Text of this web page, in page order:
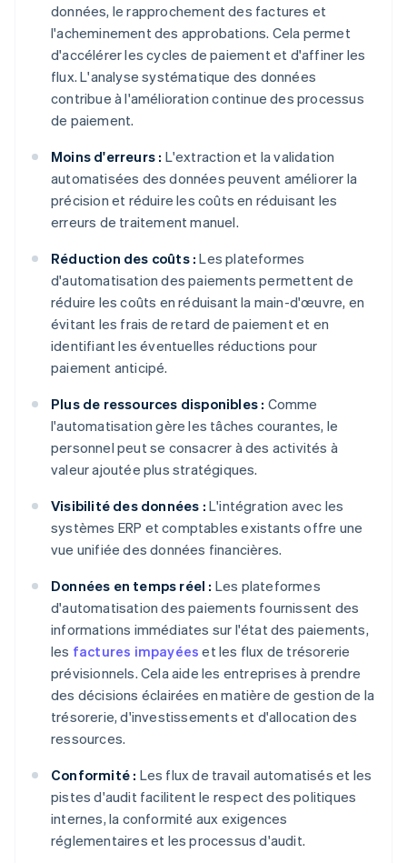
données, le rapprochement des factures et
l'acheminement des approbations. Cela permet
d'accélérer les cycles de paiement et d'affiner les
flux. L'analyse systématique des données
contribue à l'amélioration continue des processus
de paiement.
Moins d'erreurs : L'extraction et la validation
automatisées des données peuvent améliorer la
précision et réduire les coûts en réduisant les
erreurs de traitement manuel.
Réduction des coûts : Les plateformes
d'automatisation des paiements permettent de
réduire les coûts en réduisant la main-d'œuvre, en
évitant les frais de retard de paiement et en
identifiant les éventuelles réductions pour
paiement anticipé.
Plus de ressources disponibles : Comme
l'automatisation gère les tâches courantes, le
personnel peut se consacrer à des activités à
valeur ajoutée plus stratégiques.
Visibilité des données : L'intégration avec les
systèmes ERP et comptables existants offre une
vue unifiée des données financières.
Données en temps réel : Les plateformes
d'automatisation des paiements fournissent des
informations immédiates sur l'état des paiements,
les factures impayées et les flux de trésorerie
prévisionnels. Cela aide les entreprises à prendre
des décisions éclairées en matière de gestion de la
trésorerie, d'investissements et d'allocation des
ressources.
Conformité : Les flux de travail automatisés et les
pistes d'audit facilitent le respect des politiques
internes, la conformité aux exigences
réglementaires et les processus d'audit.